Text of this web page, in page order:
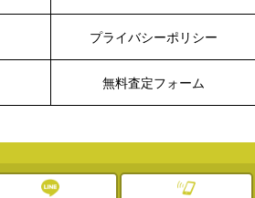
プライバシーポリシー
無料査定フォーム
WALK, All Rights Reserved.